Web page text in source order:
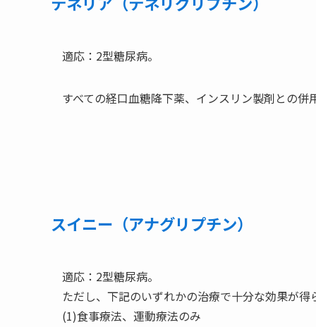
適応：2型糖尿病。
すべての経口血糖降下薬、インスリン製剤との併
スイニー（アナグリプチン）
適応：2型糖尿病。
ただし、下記のいずれかの治療で十分な効果が得
(1)食事療法、運動療法のみ